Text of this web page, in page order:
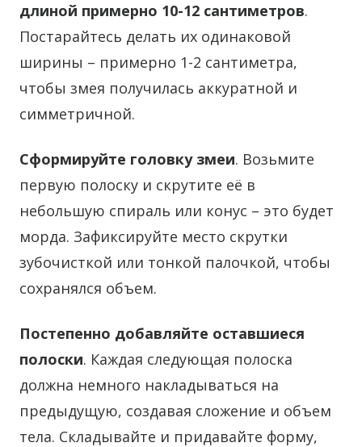
длиной примерно 10-12 сантиметров.
Постарайтесь делать их одинаковой
ширины – примерно 1-2 сантиметра,
чтобы змея получилась аккуратной и
симметричной.
Сформируйте головку змеи. Возьмите
первую полоску и скрутите её в
небольшую спираль или конус – это будет
морда. Зафиксируйте место скрутки
зубочисткой или тонкой палочкой, чтобы
сохранялся объем.
Постепенно добавляйте оставшиеся
полоски. Каждая следующая полоска
должна немного накладываться на
предыдущую, создавая сложение и объем
тела. Складывайте и придавайте форму,